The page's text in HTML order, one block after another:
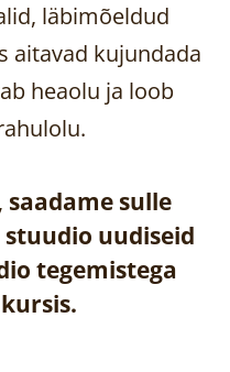
läbimõeldud
aitavad kujundada
heaolu ja loob
sulle
uudiseid
tegemistega